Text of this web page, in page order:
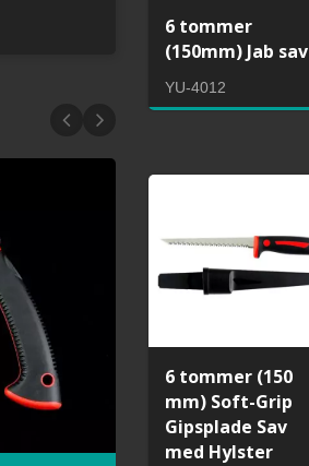
6 tommer
(150mm) Jab sav
YU-4012
6 tommer (150
mm) Soft-Grip
Gipsplade Sav
med Hylster